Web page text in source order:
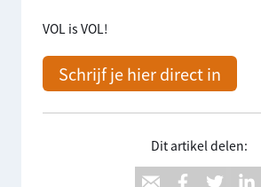
VOL is VOL!
Schrijf je hier direct in
Dit artikel delen: